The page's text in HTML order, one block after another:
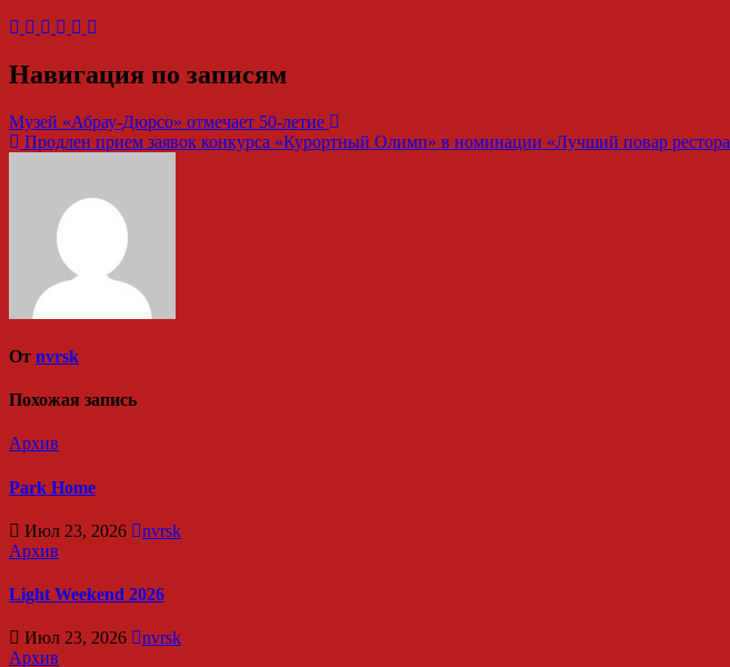
Навигация по записям
Музей «Абрау-Дюрсо» отмечает 50-летие
Продлен прием заявок конкурса «Курортный Олимп» в номинации «Лучший повар
От nvrsk
Похожая запись
Архив
Park Home
Июл 23, 2026
nvrsk
Архив
Light Weekend 2026
Июл 23, 2026
nvrsk
Архив